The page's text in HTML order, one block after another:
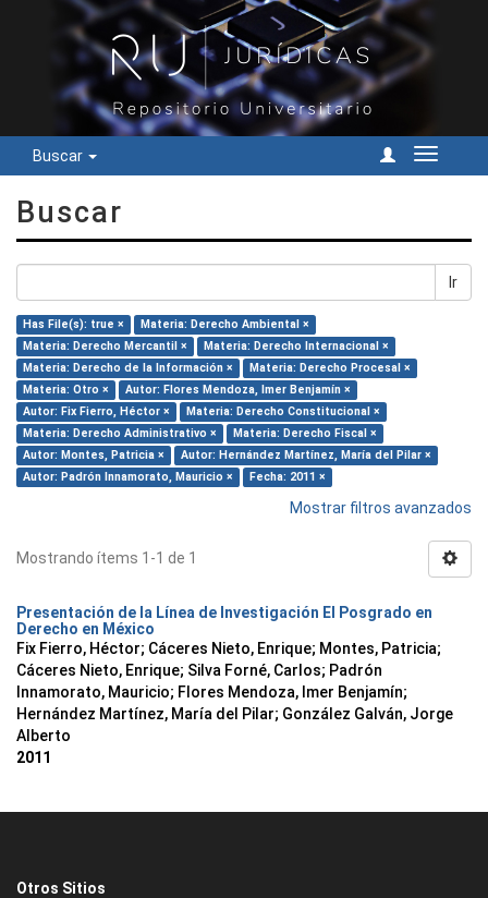
Buscar
Cambiar
Buscar
Ir
Has File(s): true ×
Materia: Derecho Ambiental ×
Materia: Derecho Mercantil ×
Materia: Derecho Internacional ×
Materia: Derecho de la Información ×
Materia: Derecho Procesal ×
Materia: Otro ×
Autor: Flores Mendoza, Imer Benjamín ×
Autor: Fix Fierro, Héctor ×
Materia: Derecho Constitucional ×
Materia: Derecho Administrativo ×
Materia: Derecho Fiscal ×
Autor: Montes, Patricia ×
Autor: Hernández Martínez, María del Pilar ×
Autor: Padrón Innamorato, Mauricio ×
Fecha: 2011 ×
Mostrar filtros avanzados
Mostrando ítems 1-1 de 1
Presentación de la Línea de Investigación El Posgrado en
Derecho en México
Fix Fierro, Héctor; Cáceres Nieto, Enrique; Montes, Patricia;
Cáceres Nieto, Enrique; Silva Forné, Carlos; Padrón
Innamorato, Mauricio; Flores Mendoza, Imer Benjamín;
Hernández Martínez, María del Pilar; González Galván, Jorge
Alberto
2011
Otros Sitios